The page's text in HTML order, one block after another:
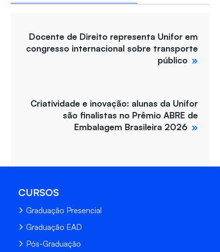
Docente de Direito representa Unifor em
congresso internacional sobre transporte
público
Criatividade e inovação: alunas da Unifor
são finalistas no Prêmio ABRE de
Embalagem Brasileira 2026
CURSOS
Graduação Presencial
Graduação EAD
Pós-Graduação